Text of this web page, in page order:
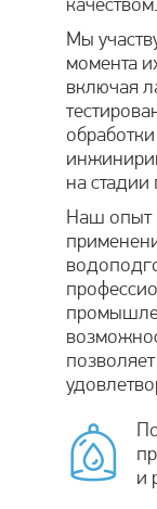
Мы
момента
включая
на
Наш опыт
и